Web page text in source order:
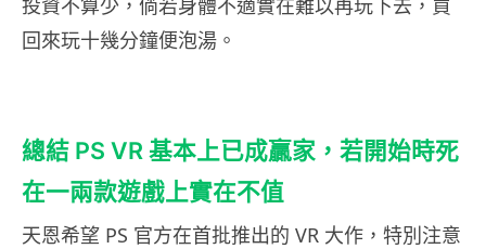
投資不算少，倘若身體不適實在難以再玩下去，買
回來玩十幾分鐘便泡湯。
總結 PS VR 基本上已成贏家，若開始時死
在一兩款遊戲上實在不值
天恩希望 PS 官方在首批推出的 VR 大作，特別注意